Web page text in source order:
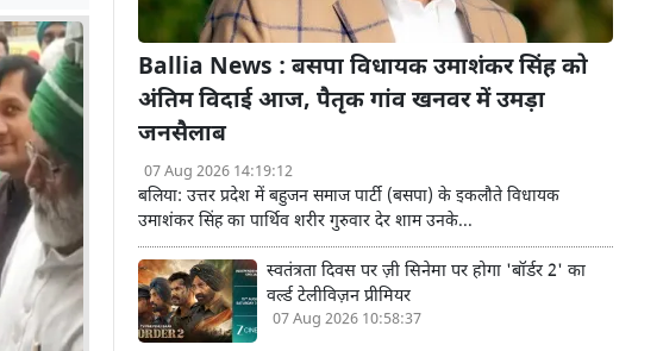
Ballia News : बसपा विधायक उमाशंकर सिंह को
अंतिम विदाई आज, पैतृक गांव खनवर में उमड़ा
जनसैलाब
07 Aug 2026 14:19:12
बलिया: उत्तर प्रदेश में बहुजन समाज पार्टी (बसपा) के इकलौते विधायक
उमाशंकर सिंह का पार्थिव शरीर गुरुवार देर शाम उनके...
स्वतंत्रता दिवस पर ज़ी सिनेमा पर होगा 'बॉर्डर 2' का
वर्ल्ड टेलीविज़न प्रीमियर
07 Aug 2026 10:58:37